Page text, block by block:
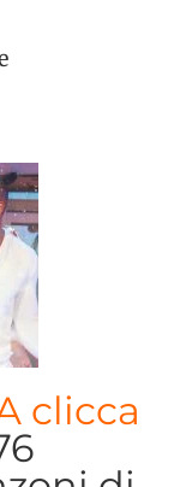
clicca